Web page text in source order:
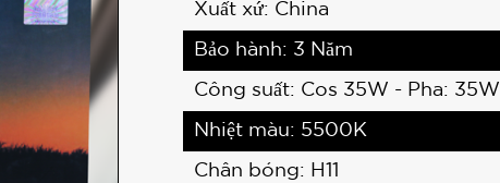
Xuất xứ: China
Bảo hành: 3 Năm
Công suất: Cos 35W - Pha: 35W
Nhiệt màu: 5500K
Chân bóng: H11